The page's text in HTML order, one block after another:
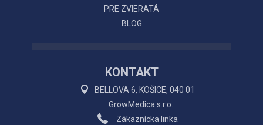
PRE ZVIERATÁ
BLOG
KONTAKT
BELLOVA 6, KOŠICE, 040 01
GrowMedica s.r.o.
Zákaznícka linka